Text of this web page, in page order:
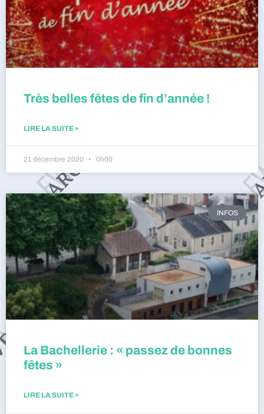
Très belles fêtes de fin d’année !
LIRE LA SUITE »
21 décembre 2020 0h00
INFOS
La Bachellerie : « passez de bonnes
fêtes »
LIRE LA SUITE »